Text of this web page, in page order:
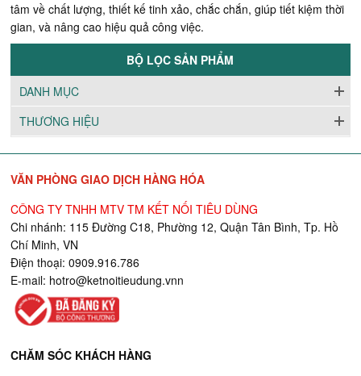
tâm về chất lượng, thiết kế tinh xảo, chắc chắn, giúp tiết kiệm thời
gian, và nâng cao hiệu quả công việc.
BỘ LỌC SẢN PHẨM
DANH MỤC
THƯƠNG HIỆU
VĂN PHÒNG GIAO DỊCH HÀNG HÓA
CÔNG TY TNHH MTV TM KẾT NỐI TIÊU DÙNG
Chi nhánh: 115 Đường C18, Phường 12, Quận Tân Bình, Tp. Hồ
Chí Minh, VN
Điện thoại: 0909.916.786
E-mail: hotro@ketnoitieudung.vnn
CHĂM SÓC KHÁCH HÀNG